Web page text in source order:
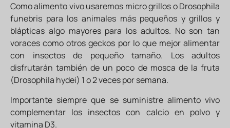
Como alimento vivo usaremos micro grillos o Drosophila
funebris para los animales más pequeños y grillos y
blápticas algo mayores para los adultos. No son tan
voraces como otros geckos por lo que mejor alimentar
con insectos de pequeño tamaño. Los adultos
disfrutarán también de un poco de mosca de la fruta
(Drosophila hydei) 1 o 2 veces por semana.
Importante siempre que se suministre alimento vivo
complementar los insectos con calcio en polvo y
vitamina D3.